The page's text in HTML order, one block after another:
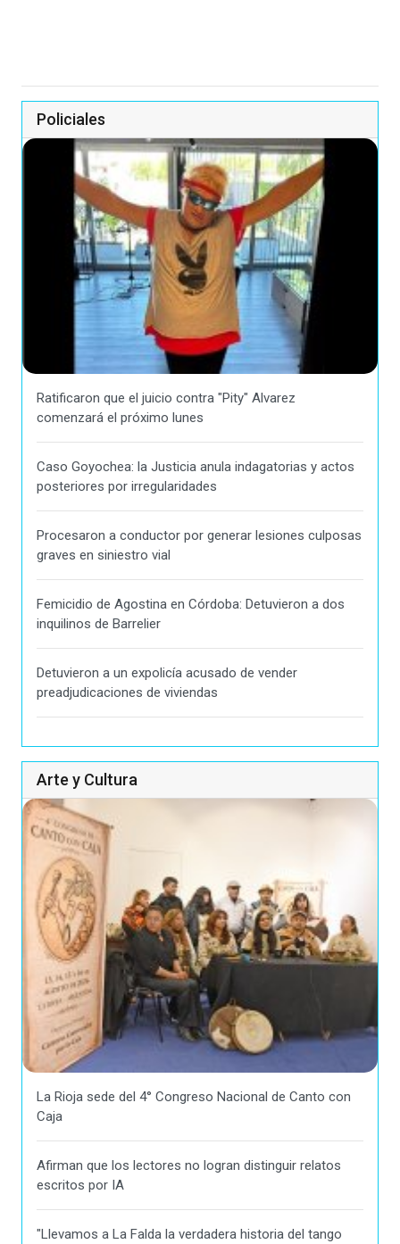
Policiales
Ratificaron que el juicio contra "Pity" Alvarez
comenzará el próximo lunes
Caso Goyochea: la Justicia anula indagatorias y actos
posteriores por irregularidades
Procesaron a conductor por generar lesiones culposas
graves en siniestro vial
Femicidio de Agostina en Córdoba: Detuvieron a dos
inquilinos de Barrelier
Detuvieron a un expolicía acusado de vender
preadjudicaciones de viviendas
Arte y Cultura
La Rioja sede del 4° Congreso Nacional de Canto con
Caja
Afirman que los lectores no logran distinguir relatos
escritos por IA
"Llevamos a La Falda la verdadera historia del tango